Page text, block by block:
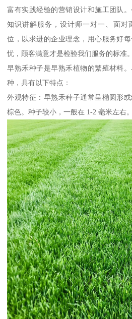
富有实践经验的营销设计和施工团队
知识讲解服务，设计师一对一、面对
位，以求进的企业理念，用心服务好
忧，顾客满意才是检验我们服务的标准。
早熟禾种子是早熟禾植物的繁殖材料
种，具有以下特点：
外观特征：早熟禾种子通常呈椭圆形
棕色。种子较小，一般在 1-2 毫米左右。